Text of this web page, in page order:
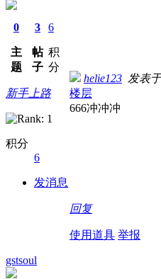
0
主
题
3
帖
子
6
积
分
新手上路
积分
6
发消息
helie123 发表
楼层
666冲冲冲
回复
使用道具 举报
gstsoul